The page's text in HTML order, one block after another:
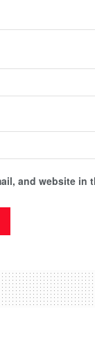
and website